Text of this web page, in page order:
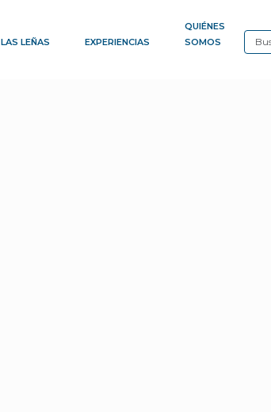
LAS LEÑAS EXPERIENCIAS
QUIÉNES
SOMOS